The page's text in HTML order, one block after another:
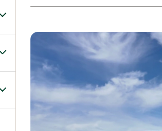
Alternar el submenú para Nuestras voces
Alternar el submenú para Multimedia
Alternar el submenú para Redes sociales